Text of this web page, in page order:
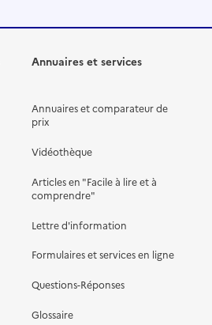
Annuaires et services
Annuaires et comparateur de
prix
Vidéothèque
Articles en "Facile à lire et à
comprendre"
Lettre d'information
Formulaires et services en ligne
Questions-Réponses
Glossaire